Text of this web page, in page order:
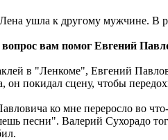
ушла к другому мужчине. В
вам помог Евгений
в "Ленкоме", Евгений
он покидал сцену, чтобы
ко мне переросло во
песни". Валерий Сухорадо